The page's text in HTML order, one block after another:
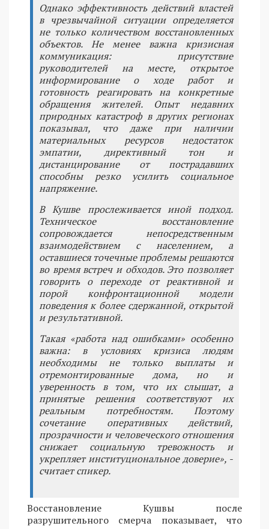
Однако эффективность действий властей
в чрезвычайной ситуации определяется
не только количеством восстановленных
объектов. Не менее важна кризисная
коммуникация: присутствие
руководителей на месте, открытое
информирование о ходе работ и
готовность реагировать на конкретные
обращения жителей. Опыт недавних
природных катастроф в других регионах
показывал, что даже при наличии
материальных ресурсов недостаток
эмпатии, директивный тон и
дистанцирование от пострадавших
способны резко усилить социальное
напряжение.
В Кушве прослеживается иной подход.
Техническое восстановление
сопровождается непосредственным
взаимодействием с населением, а
оставшиеся точечные проблемы решаются
во время встреч и обходов. Это позволяет
говорить о переходе от реактивной и
порой конфронтационной модели
поведения к более сдержанной, открытой
и результативной.
Такая «работа над ошибками» особенно
важна: в условиях кризиса людям
необходимы не только выплаты и
отремонтированные дома, но и
уверенность в том, что их слышат, а
принятые решения соответствуют их
реальным потребностям. Поэтому
сочетание оперативных действий,
прозрачности и человеческого отношения
снижает социальную тревожность и
укрепляет институциональное доверие», -
считает спикер.
Восстановление Кушвы после
разрушительного смерча показывает, что